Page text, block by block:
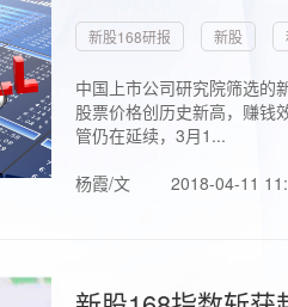
新股168研报 新股
中国上市公司研究院筛选的
股票价格创历史新高，赚钱
管仍在延续，3月1...
杨霞/文
2018-04-11